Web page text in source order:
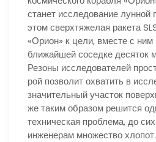
станет исследование лунной
этом сверхтяжелая ракета
«Орион» к цели, вместе с
ближайшей соседке десяток
Резоны исследователей
рой позволит охватить в
значительный участок
же таким образом решится
техническая проблема, до
инженерам множество хлопот.